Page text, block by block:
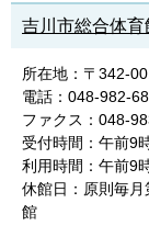
吉川市総合体育
所在地：〒342-
電話：048-982-
ファクス：048-
受付時間：午前9
利用時間：午前9
休館日：原則毎
館